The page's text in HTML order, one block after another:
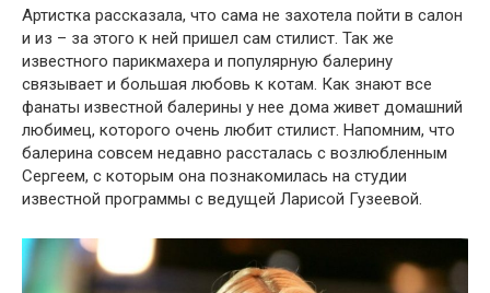
Артистка рассказала, что сама не захотела пойти в салон
и из – за этого к ней пришел сам стилист. Так же
известного парикмахера и популярную балерину
связывает и большая любовь к котам. Как знают все
фанаты известной балерины у нее дома живет домашний
любимец, которого очень любит стилист. Напомним, что
балерина совсем недавно рассталась с возлюбленным
Сергеем, с которым она познакомилась на студии
известной программы с ведущей Ларисой Гузеевой.